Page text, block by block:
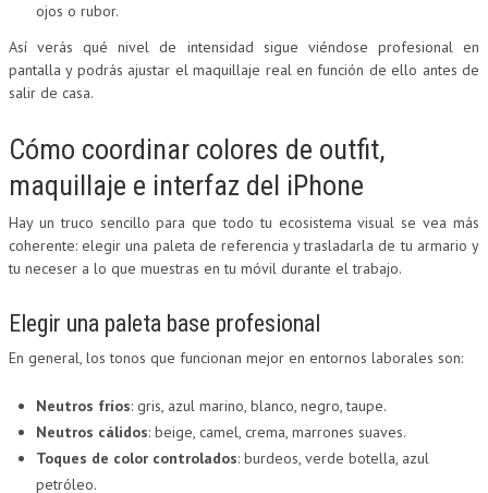
ojos o rubor.
Así verás qué nivel de intensidad sigue viéndose profesional en
pantalla y podrás ajustar el maquillaje real en función de ello antes de
salir de casa.
Cómo coordinar colores de outfit,
maquillaje e interfaz del iPhone
Hay un truco sencillo para que todo tu ecosistema visual se vea más
coherente: elegir una paleta de referencia y trasladarla de tu armario y
tu neceser a lo que muestras en tu móvil durante el trabajo.
Elegir una paleta base profesional
En general, los tonos que funcionan mejor en entornos laborales son:
Neutros fríos: gris, azul marino, blanco, negro, taupe.
Neutros cálidos: beige, camel, crema, marrones suaves.
Toques de color controlados: burdeos, verde botella, azul
petróleo.